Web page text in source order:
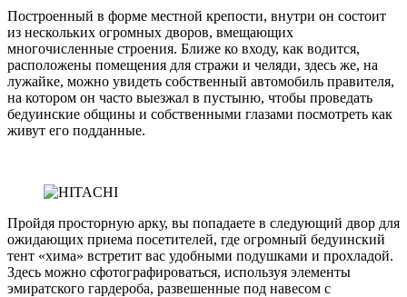
Построенный в форме местной крепости, внутри он состоит
из нескольких огромных дворов, вмещающих
многочисленные строения. Ближе ко входу, как водится,
расположены помещения для стражи и челяди, здесь же, на
лужайке, можно увидеть собственный автомобиль правителя,
на котором он часто выезжал в пустыню, чтобы проведать
бедуинские общины и собственными глазами посмотреть как
живут его подданные.
Пройдя просторную арку, вы попадаете в следующий двор для
ожидающих приема посетителей, где огромный бедуинский
тент «хима» встретит вас удобными подушками и прохладой.
Здесь можно сфотографироваться, используя элементы
эмиратского гардероба, развешенные под навесом с